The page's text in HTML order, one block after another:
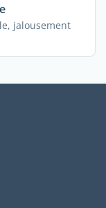
jalousement